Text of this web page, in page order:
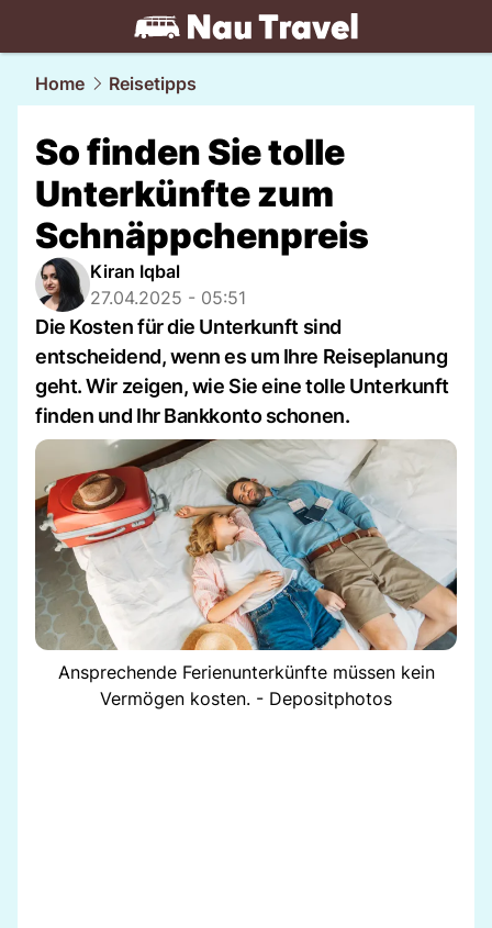
travel.NAU.ch
Home Reisetipps
So finden Sie tolle
Unterkünfte zum
Schnäppchenpreis
Kiran Iqbal
27.04.2025 - 05:51
Die Kosten für die Unterkunft sind
entscheidend, wenn es um Ihre Reiseplanung
geht. Wir zeigen, wie Sie eine tolle Unterkunft
finden und Ihr Bankkonto schonen.
Ansprechende Ferienunterkünfte müssen kein
Vermögen kosten. - Depositphotos